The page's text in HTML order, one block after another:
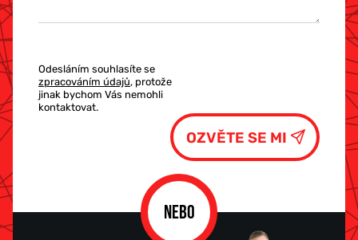
Odesláním souhlasíte se
zpracováním údajů, protože
jinak bychom Vás nemohli
kontaktovat.
NEBO